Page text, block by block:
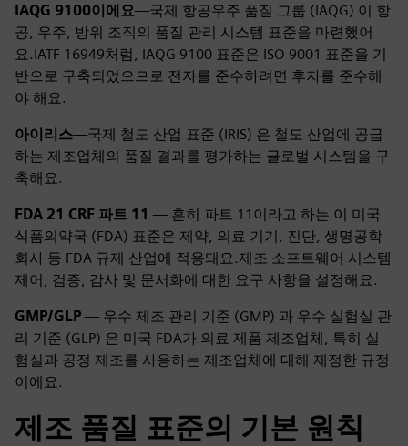
IAQG 9100이에요—국제 항공우주 품질 그룹 (IAQG) 이 항
공, 우주, 방위 조직의 품질 관리 시스템 표준을 마련했어
요.IATF 16949처럼, IAQG 9100 표준은 ISO 9001 표준을 기
반으로 구축되었으므로 전자를 준수하려면 후자를 준수해
야 해요.
아이리스—국제 철도 산업 표준 (IRIS) 은 철도 산업에 공급
하는 제조업체의 품질 결과를 평가하는 글로벌 시스템을 구
축해요.
FDA 21 CRF 파트 11 — 흔히 파트 11이라고 하는 이 미국
식품의약국 (FDA) 표준은 제약, 의료 기기, 진단, 생명공학
회사 등 FDA 규제 산업에 적용돼요.제조 소프트웨어 시스템
제어, 검증, 감사 및 문서화에 대한 요구 사항을 설정해요.
GMP/GLP— 우수 제조 관리 기준 (GMP) 과 우수 실험실 관
리 기준 (GLP) 은 미국 FDA가 의료 제품 제조업체, 특히 실
험실과 공정 제조를 사용하는 제조업체에 대해 제정한 규정
이에요.
제조 품질 표준의 기본 원칙